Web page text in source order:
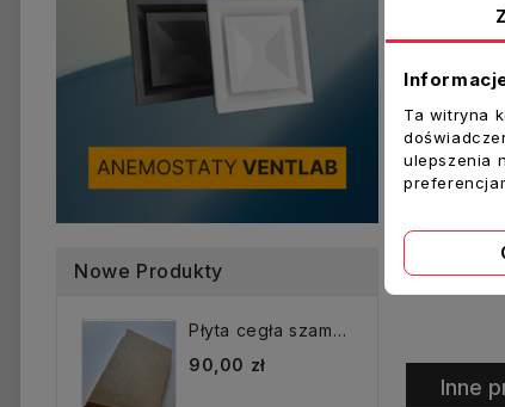
Nowe Produkty
Płyta cegła szamotowa...
90,00 zł
Dodaj
Inne
Ta witryna
ulepszenia